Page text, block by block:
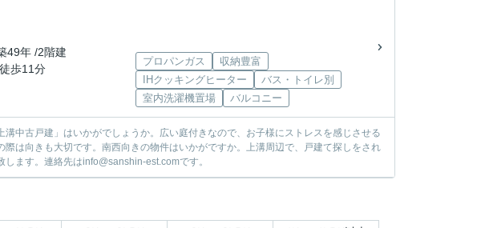
49年 /2階建
歩11分
プロパンガス
収納豊富
IHクッキングヒーター
バス・トイレ別
室内洗濯機置場
バルコニー
中古戸建」はいかがでしょうか。広い庭付きなので、お子様にストレスを感じさせる
は向きも大切です。南西向きの物件はいかがですか。上溝周辺で、戸建て探しをされ
ます。連絡先はinfo@sanshin-est.comです。